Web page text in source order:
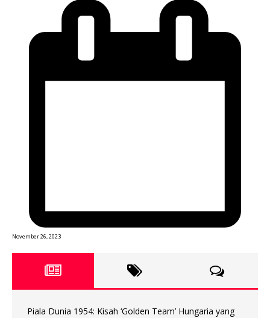
November 26, 2023
Piala Dunia 1954: Kisah ‘Golden Team’ Hungaria yang